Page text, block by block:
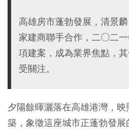
高雄房市蓬勃發展，清景
家建商聯手合作，二○二
項建案，成為業界焦點，
受關注。
夕陽餘暉灑落在高雄港灣，
築，象徵這座城市正蓬勃發展